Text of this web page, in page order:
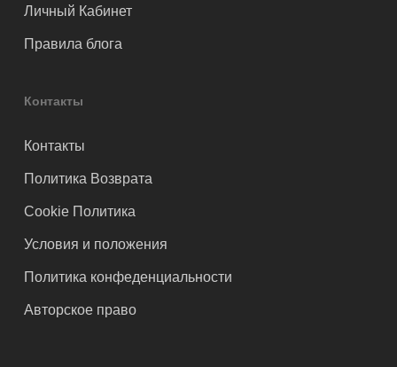
Личный Кабинет
Правила блога
Контакты
Контакты
Политика Возврата
Cookie Политика
Условия и положения
Политика конфеденциальности
Авторское право